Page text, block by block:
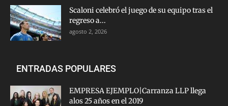
Scaloni celebró el juego de su equipo tras el
regreso a...
agosto 2, 2026
ENTRADAS POPULARES
EMPRESA EJEMPLO|Carranza LLP llega
alos 25 años en el 2019